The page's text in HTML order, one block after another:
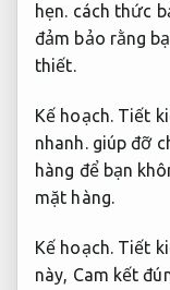
hẹn. cách thức
đảm bảo rằng
thiết.
Kế hoạch. Tiết
nhanh.giúp đỡ
hàng để bạn
mặt hàng.
Kế hoạch. Tiết
này, Cam kết